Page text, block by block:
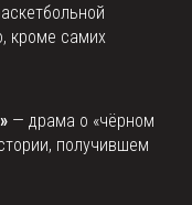
кроме самих
— драма о «чёрном
получившем